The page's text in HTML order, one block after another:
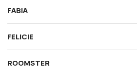
FABIA
FELICIE
ROOMSTER